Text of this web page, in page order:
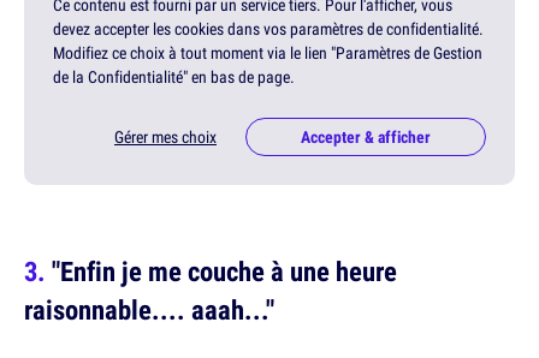
Ce contenu est fourni par un service tiers. Pour l'afficher, vous
devez accepter les cookies dans vos paramètres de confidentialité.
Modifiez ce choix à tout moment via le lien "Paramètres de Gestion
de la Confidentialité" en bas de page.
Gérer mes choix Accepter & afficher
"Enfin je me couche à une heure
raisonnable.... aaah..."